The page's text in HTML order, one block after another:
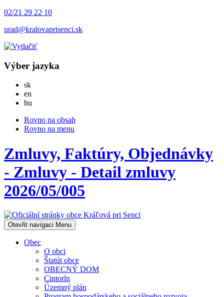
02/21 29 22 10
urad@kralovaprisenci.sk
Výber jazyka
skSlovensky
en
hu
Rovno na obsah
Rovno na menu
Zmluvy, Faktúry, Objednávky
- Zmluvy - Detail zmluvy
2026/05/005
Otevřit navigaci Menu
Obec
O obci
Štatút obce
OBECNÝ DOM
Cintorín
Územný plán